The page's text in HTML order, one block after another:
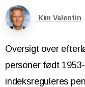
Kim Valentin
Oversigt over
personer født
indeksreguleres